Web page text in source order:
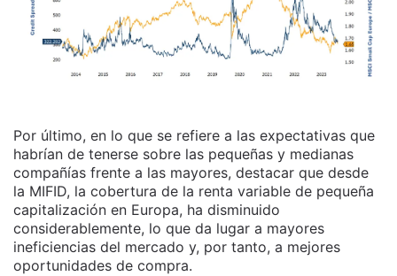
Por último, en lo que se refiere a las expectativas que
habrían de tenerse sobre las pequeñas y medianas
compañías frente a las mayores, destacar que desde
la MIFID, la cobertura de la renta variable de pequeña
capitalización en Europa, ha disminuido
considerablemente, lo que da lugar a mayores
ineficiencias del mercado y, por tanto, a mejores
oportunidades de compra.